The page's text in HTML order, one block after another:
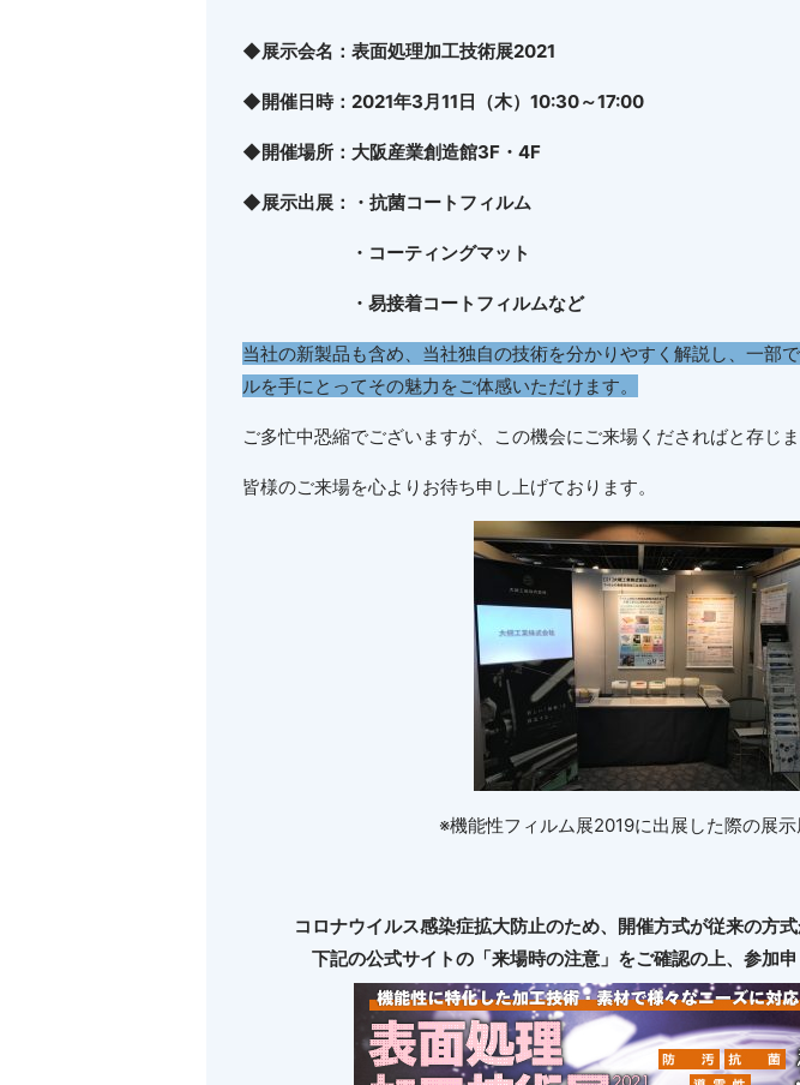
◆展示会名：表面処理加工技術展2021
◆開催日時：2021年3月11日（木）10:30～17:00
◆開催場所：大阪産業創造館3F・4F
◆展示出展：・抗菌コートフィルム
・コーティングマット
・易接着コートフィルムなど
当社の新製品も含め、当社独自の技術を分かりやすく解説し、一部
ルを手にとってその魅力をご体感いただけます。
ご多忙中恐縮でございますが、この機会にご来場くださればと存じま
皆様のご来場を心よりお待ち申し上げております。
※機能性フィルム展2019に出展した際の展
コロナウイルス感染症拡大防止のため、開催方式が従来の方式
下記の公式サイトの「来場時の注意」をご確認の上、参加申